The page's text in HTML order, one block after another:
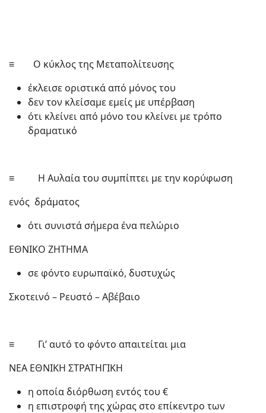
≡ O κύκλος της Μεταπολίτευσης
έκλεισε οριστικά από μόνος του
δεν τον κλείσαμε εμείς με υπέρβαση
ότι κλείνει από μόνο του κλείνει με τρόπο
δραματικό
≡ Η Αυλαία του συμπίπτει με την κορύφωση
ενός δράματος
ότι συνιστά σήμερα ένα πελώριο
ΕΘΝΙΚΟ ΖΗΤΗΜΑ
σε φόντο ευρωπαϊκό, δυστυχώς
Σκοτεινό – Ρευστό – Αβέβαιο
≡ Γι’ αυτό το φόντο απαιτείται μια
ΝΕΑ ΕΘΝΙΚΗ ΣΤΡΑΤΗΓΙΚΗ
η οποία διόρθωση εντός του €
η επιστροφή της χώρας στο επίκεντρο των